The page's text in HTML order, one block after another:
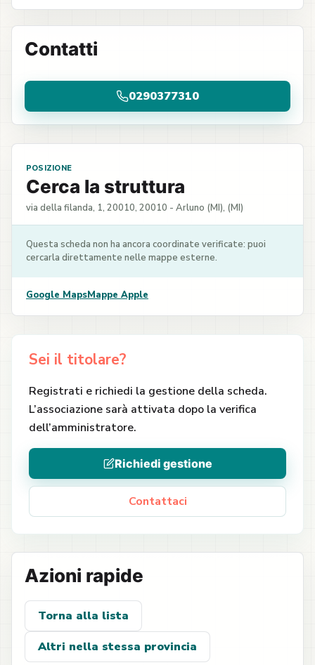
Contatti
0290377310
POSIZIONE
Cerca la struttura
via della filanda, 1, 20010, 20010 - Arluno (MI), (MI)
Questa scheda non ha ancora coordinate verificate: puoi
cercarla direttamente nelle mappe esterne.
Google MapsMappe Apple
Sei il titolare?
Registrati e richiedi la gestione della scheda.
L’associazione sarà attivata dopo la verifica
dell’amministratore.
Richiedi gestione
Contattaci
Azioni rapide
Torna alla lista
Altri nella stessa provincia